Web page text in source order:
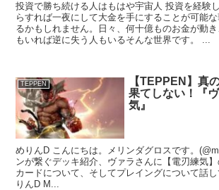
投資で勝ち続ける人はもはや宇宙人 投資を経験
らすれば一夜にして大金を手にすることが可能
るかもしれません。日々、何十億ものお金が動
もいれば逆に失う人もいるそんな世界です。 ...
TEPPEN
【TEPPEN】真
果てしない！『
気』
めりんD こんにちは。メリンダグロスです。
ンが繋ぐデッキ紹介、ヴァラさんに【電刃練気
カードについて、そしてプレイングについて話
りんD M...